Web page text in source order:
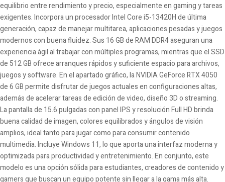
equilibrio entre rendimiento y precio, especialmente en gaming y tareas
exigentes. Incorpora un procesador Intel Core i5-13420H de última
generación, capaz de manejar multitarea, aplicaciones pesadas y juegos
modernos con buena fluidez. Sus 16 GB de RAM DDR4 aseguran una
experiencia ágil al trabajar con múltiples programas, mientras que el SSD
de 512 GB ofrece arranques rápidos y suficiente espacio para archivos,
juegos y software. En el apartado gráfico, la NVIDIA GeForce RTX 4050
de 6 GB permite disfrutar de juegos actuales en configuraciones altas,
además de acelerar tareas de edición de video, diseño 3D o streaming.
La pantalla de 15.6 pulgadas con panel IPS y resolución Full HD brinda
buena calidad de imagen, colores equilibrados y ángulos de visión
amplios, ideal tanto para jugar como para consumir contenido
multimedia. Incluye Windows 11, lo que aporta una interfaz moderna y
optimizada para productividad y entretenimiento. En conjunto, este
modelo es una opción sólida para estudiantes, creadores de contenido y
gamers que buscan un equipo potente sin llegar a la gama más alta.